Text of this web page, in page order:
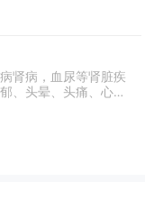
肾病，血尿等肾脏疾
、头晕、头痛、心
科疾病，月经不调、
疾病，男性疾病。